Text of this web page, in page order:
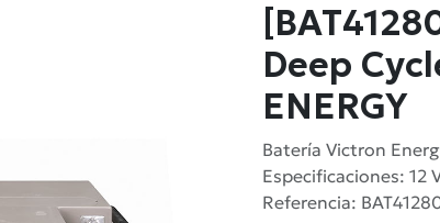
Deep
ENERGY
Batería Victron
Especificaciones: 12
Referencia: